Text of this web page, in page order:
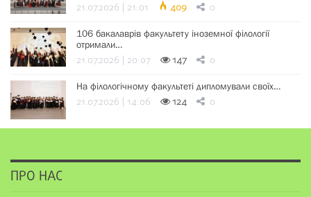
21.07.2026 | 21:01 409 0
106 бакалаврів факультету іноземної філології
отримали…
21.07.2026 | 20:07 147 0
На філологічному факультеті дипломували своїх…
21.07.2026 | 14:06 124 0
ПРО НАС